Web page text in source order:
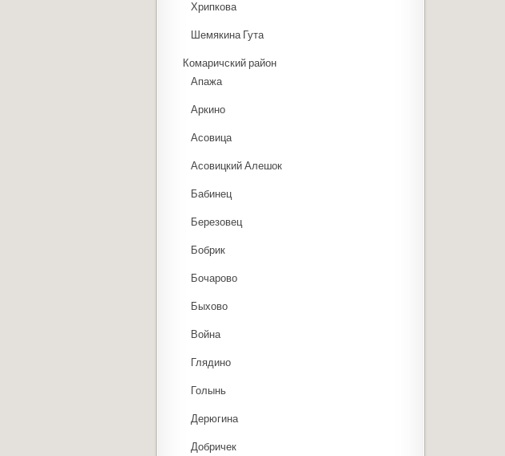
Хрипкова
Шемякина Гута
Комаричский район
Апажа
Аркино
Асовица
Асовицкий Алешок
Бабинец
Березовец
Бобрик
Бочарово
Быхово
Война
Глядино
Голынь
Дерюгина
Добричек